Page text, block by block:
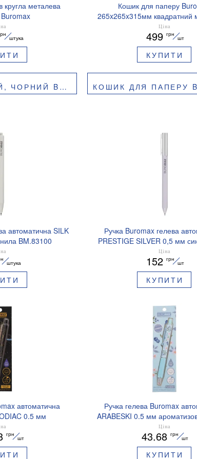
кругла металева
штука
Кошик для паперу
265x265x315мм квадратний
чорний BM.6273-01
Ціна
499 грн
шт
КУПИТИ
BM.1920 КОШИК ДЛЯ ПАПЕРУ BUROMAX
автоматична SILK
BM.83100
штука
Ручка Buromax гелева
PRESTIGE SILVER 0,5 мм
BM.83102
Ціна
152 грн
шт
КУПИТИ
автоматична
0.5 мм
синє чорнило
01
грн
шт
Ручка гелева Buromax
ARABESKI 0.5 мм
синє чорнило в блістері
Ціна
43.68 грн
шт
КУПИТИ